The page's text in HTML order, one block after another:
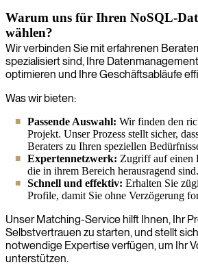
Warum uns für Ihren NoSQL-
wählen?
Wir verbinden Sie mit erfahrenen
spezialisiert sind, Ihre
optimieren und Ihre Geschäftsabläufe
Was wir bieten:
Passende Auswahl: Wir finden den
Projekt. Unser Prozess stellt sicher,
Beraters zu Ihren speziellen
Expertennetzwerk: Zugriff auf einen
die in ihrem Bereich herausragend sind.
Schnell und effektiv: Erhalten Sie
Profile, damit Sie ohne Verzögerung
Unser Matching-Service hilft Ihnen, Ihr
Selbstvertrauen zu starten, und stellt
notwendige Expertise verfügen, um Ihr
unterstützen.